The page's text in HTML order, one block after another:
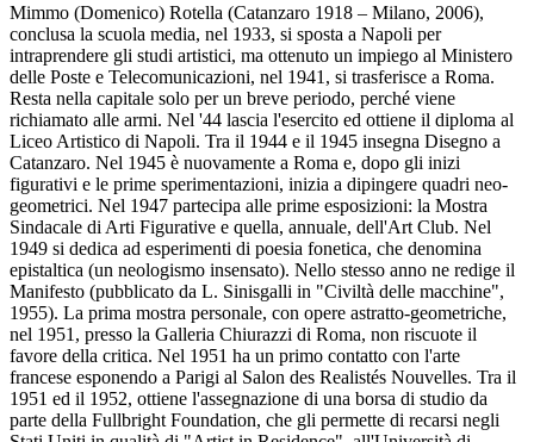
Mimmo (Domenico) Rotella (Catanzaro 1918 – Milano, 2006),
conclusa la scuola media, nel 1933, si sposta a Napoli per
intraprendere gli studi artistici, ma ottenuto un impiego al Ministero
delle Poste e Telecomunicazioni, nel 1941, si trasferisce a Roma.
Resta nella capitale solo per un breve periodo, perché viene
richiamato alle armi. Nel '44 lascia l'esercito ed ottiene il diploma al
Liceo Artistico di Napoli. Tra il 1944 e il 1945 insegna Disegno a
Catanzaro. Nel 1945 è nuovamente a Roma e, dopo gli inizi
figurativi e le prime sperimentazioni, inizia a dipingere quadri neo-
geometrici. Nel 1947 partecipa alle prime esposizioni: la Mostra
Sindacale di Arti Figurative e quella, annuale, dell'Art Club. Nel
1949 si dedica ad esperimenti di poesia fonetica, che denomina
epistaltica (un neologismo insensato). Nello stesso anno ne redige il
Manifesto (pubblicato da L. Sinisgalli in "Civiltà delle macchine",
1955). La prima mostra personale, con opere astratto-geometriche,
nel 1951, presso la Galleria Chiurazzi di Roma, non riscuote il
favore della critica. Nel 1951 ha un primo contatto con l'arte
francese esponendo a Parigi al Salon des Realistés Nouvelles. Tra il
1951 ed il 1952, ottiene l'assegnazione di una borsa di studio da
parte della Fullbright Foundation, che gli permette di recarsi negli